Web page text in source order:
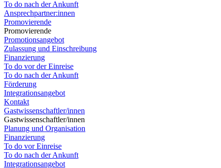
To do nach der Ankunft
Ansprechpartner:innen
Promovierende
Promovierende
Promotionsangebot
Zulassung und Einschreibung
Finanzierung
To do vor der Einreise
To do nach der Ankunft
Förderung
Integrationsangebot
Kontakt
Gastwissenschaftler/innen
Gastwissenschaftler/innen
Planung und Organisation
Finanzierung
To do vor Einreise
To do nach der Ankunft
Integrationsangebot